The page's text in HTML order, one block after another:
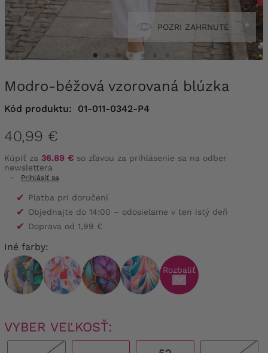
POZRI ZAHRNUTÉ
Modro-béžová vzorovaná blúzka
Kód produktu: 01-011-0342-P4
40,99 €
Kúpiť za 36.89 € so zľavou za prihlásenie sa na odber
newslettera
-
Prihlásiť sa
✔ Platba pri doručení
✔ Objednajte do 14:00 – odosielame v ten istý deň
✔ Doprava od 1,99 €
Iné farby:
Rozbaliť
VYBER VEĽKOSŤ: